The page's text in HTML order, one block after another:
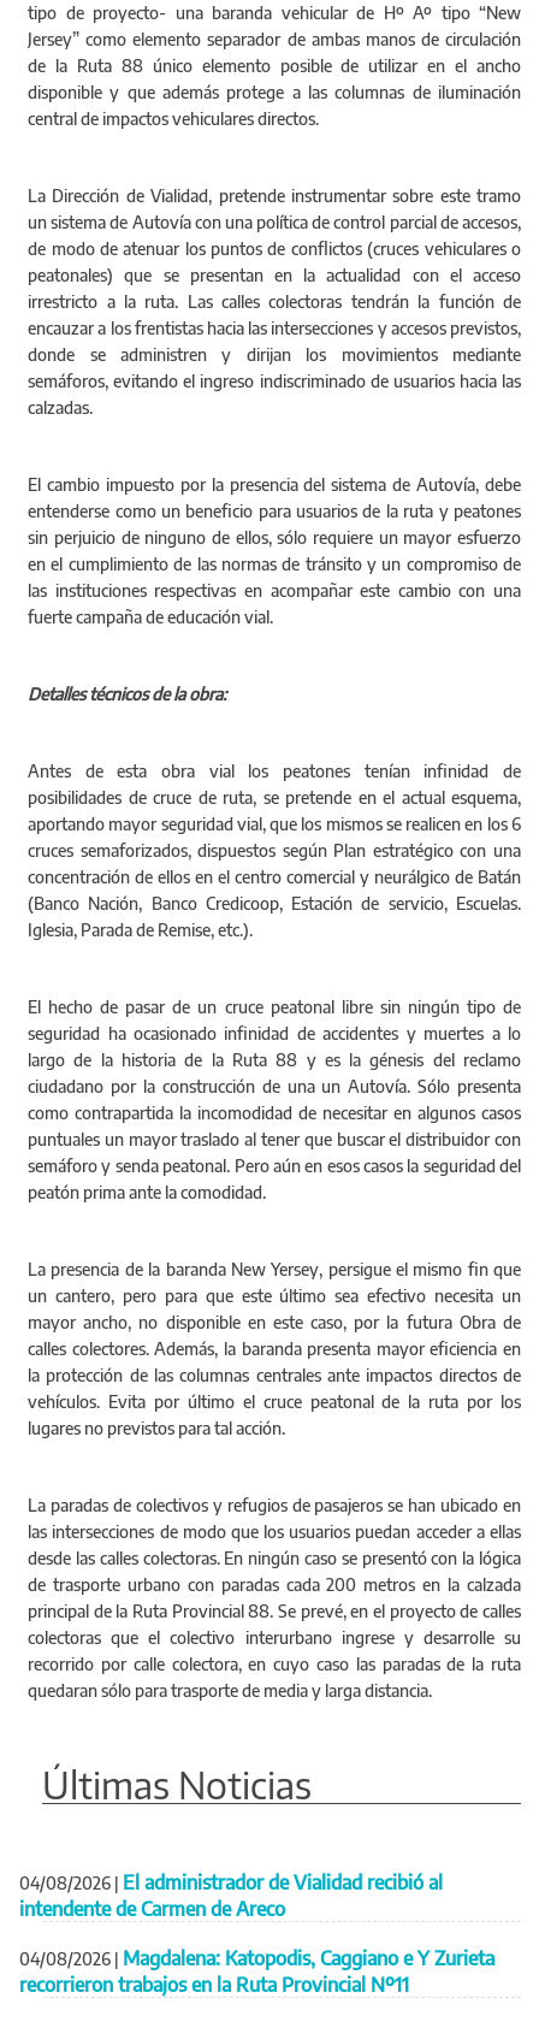
tipo de proyecto- una baranda vehicular de Hº Aº tipo “New
Jersey” como elemento separador de ambas manos de circulación
de la Ruta 88 único elemento posible de utilizar en el ancho
disponible y que además protege a las columnas de iluminación
central de impactos vehiculares directos.
La Dirección de Vialidad, pretende instrumentar sobre este tramo
un sistema de Autovía con una política de control parcial de accesos,
de modo de atenuar los puntos de conflictos (cruces vehiculares o
peatonales) que se presentan en la actualidad con el acceso
irrestricto a la ruta. Las calles colectoras tendrán la función de
encauzar a los frentistas hacia las intersecciones y accesos previstos,
donde se administren y dirijan los movimientos mediante
semáforos, evitando el ingreso indiscriminado de usuarios hacia las
calzadas.
El cambio impuesto por la presencia del sistema de Autovía, debe
entenderse como un beneficio para usuarios de la ruta y peatones
sin perjuicio de ninguno de ellos, sólo requiere un mayor esfuerzo
en el cumplimiento de las normas de tránsito y un compromiso de
las instituciones respectivas en acompañar este cambio con una
fuerte campaña de educación vial.
Detalles técnicos de la obra:
Antes de esta obra vial los peatones tenían infinidad de
posibilidades de cruce de ruta, se pretende en el actual esquema,
aportando mayor seguridad vial, que los mismos se realicen en los 6
cruces semaforizados, dispuestos según Plan estratégico con una
concentración de ellos en el centro comercial y neurálgico de Batán
(Banco Nación, Banco Credicoop, Estación de servicio, Escuelas.
Iglesia, Parada de Remise, etc.).
El hecho de pasar de un cruce peatonal libre sin ningún tipo de
seguridad ha ocasionado infinidad de accidentes y muertes a lo
largo de la historia de la Ruta 88 y es la génesis del reclamo
ciudadano por la construcción de una un Autovía. Sólo presenta
como contrapartida la incomodidad de necesitar en algunos casos
puntuales un mayor traslado al tener que buscar el distribuidor con
semáforo y senda peatonal. Pero aún en esos casos la seguridad del
peatón prima ante la comodidad.
La presencia de la baranda New Yersey, persigue el mismo fin que
un cantero, pero para que este último sea efectivo necesita un
mayor ancho, no disponible en este caso, por la futura Obra de
calles colectores. Además, la baranda presenta mayor eficiencia en
la protección de las columnas centrales ante impactos directos de
vehículos. Evita por último el cruce peatonal de la ruta por los
lugares no previstos para tal acción.
La paradas de colectivos y refugios de pasajeros se han ubicado en
las intersecciones de modo que los usuarios puedan acceder a ellas
desde las calles colectoras. En ningún caso se presentó con la lógica
de trasporte urbano con paradas cada 200 metros en la calzada
principal de la Ruta Provincial 88. Se prevé, en el proyecto de calles
colectoras que el colectivo interurbano ingrese y desarrolle su
recorrido por calle colectora, en cuyo caso las paradas de la ruta
quedaran sólo para trasporte de media y larga distancia.
Últimas Noticias
04/08/2026 | El administrador de Vialidad recibió al
intendente de Carmen de Areco
04/08/2026 | Magdalena: Katopodis, Caggiano e Y Zurieta
recorrieron trabajos en la Ruta Provincial Nº11